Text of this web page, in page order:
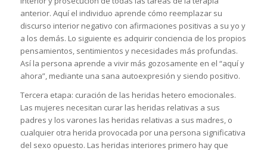
anterior. Aquí el individuo aprende cómo reemplazar su
discurso interior negativo con afirmaciones positivas a su yo y
a los demás. Lo siguiente es adquirir conciencia de los propios
pensamientos, sentimientos y necesidades más profundas.
Así la persona aprende a vivir más gozosamente en el “aquí y
ahora”, mediante una sana autoexpresión y siendo positivo.
Tercera etapa: curación de las heridas hetero emocionales.
Las mujeres necesitan curar las heridas relativas a sus
padres y los varones las heridas relativas a sus madres, o
cualquier otra herida provocada por una persona significativa
del sexo opuesto. Las heridas interiores primero hay que